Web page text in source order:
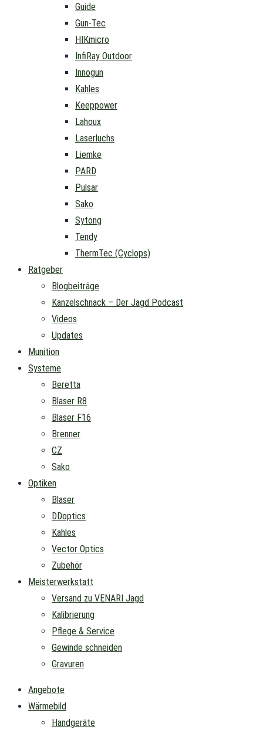
Guide
Gun-Tec
HIKmicro
InfiRay Outdoor
Innogun
Kahles
Keeppower
Lahoux
Laserluchs
Liemke
PARD
Pulsar
Sako
Sytong
Tendy
ThermTec (Cyclops)
Ratgeber
Blogbeiträge
Kanzelschnack – Der Jagd Podcast
Videos
Updates
Munition
Systeme
Beretta
Blaser R8
Blaser F16
Brenner
CZ
Sako
Optiken
Blaser
DDoptics
Kahles
Vector Optics
Zubehör
Meisterwerkstatt
Versand zu VENARI Jagd
Kalibrierung
Pflege & Service
Gewinde schneiden
Gravuren
Angebote
Wärmebild
Handgeräte